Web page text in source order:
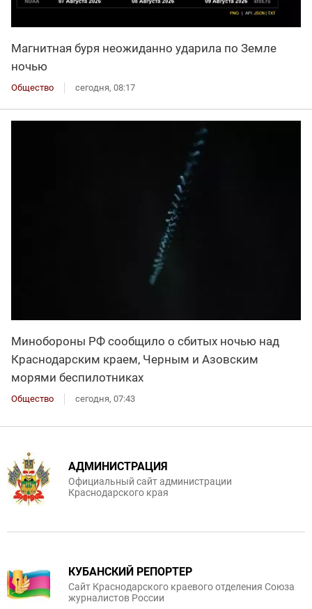
Магнитная буря неожиданно ударила по Земле
ночью
Общество сегодня, 08:17
Минобороны РФ сообщило о сбитых ночью над
Краснодарским краем, Черным и Азовским
морями беспилотниках
Общество сегодня, 07:43
АДМИНИСТРАЦИЯ
Официальный сайт администрации
Краснодарского края
КУБАНСКИЙ РЕПОРТЕР
Сайт Краснодарского краевого отделения Союза
журналистов России